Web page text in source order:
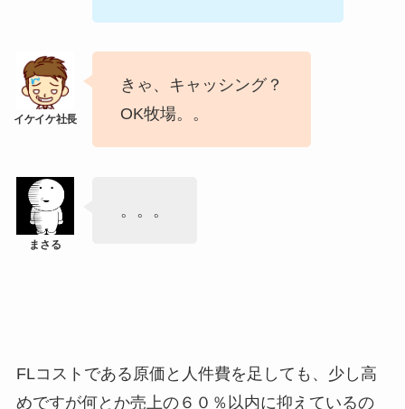
きゃ、キャッシング？
OK牧場。。
。。。
FLコストである原価と人件費を足しても、少し高
めですが何とか売上の６０％以内に抑えているの